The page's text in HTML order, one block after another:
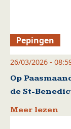
Pepingen
26/03/2026 -
Op
de St-
Meer lezen